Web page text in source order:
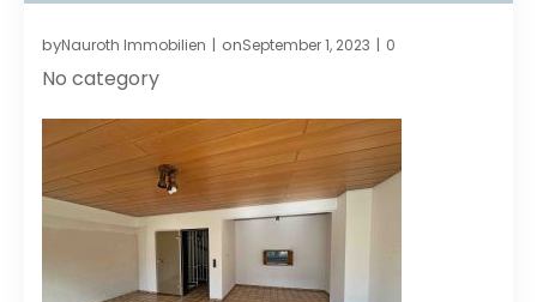
byNauroth Immobilien | onSeptember 1, 2023 | 0
No category